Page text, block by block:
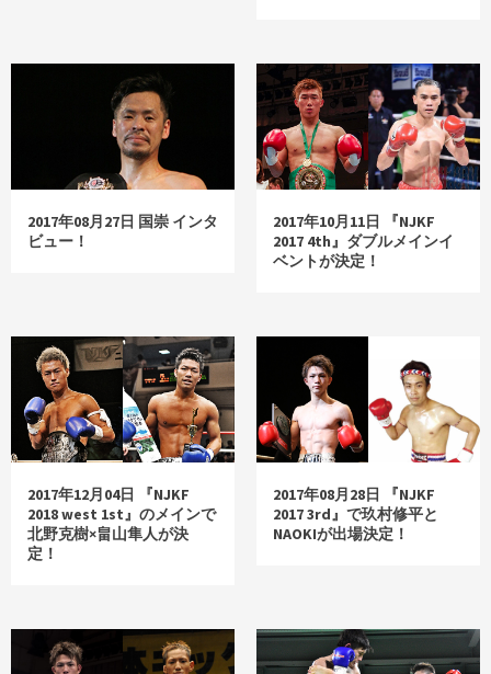
2017年08月27日 国崇 インタ
ビュー！
2017年10月11日 『NJKF
2017 4th』ダブルメインイ
ベントが決定！
2017年12月04日 『NJKF
2018 west 1st』のメインで
北野克樹×畠山隼人が決
定！
2017年08月28日 『NJKF
2017 3rd』で玖村修平と
NAOKIが出場決定！